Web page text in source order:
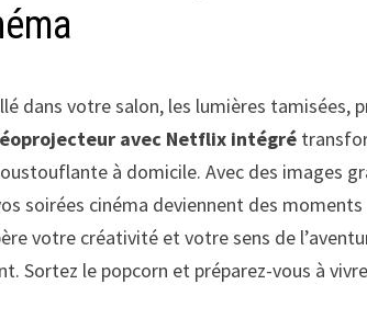
dans votre salon, les lumières tamisées,
avec Netflix intégré
à domicile. Avec des images
soirées cinéma deviennent des
votre créativité et votre sens de
Sortez le popcorn et préparez-vous à